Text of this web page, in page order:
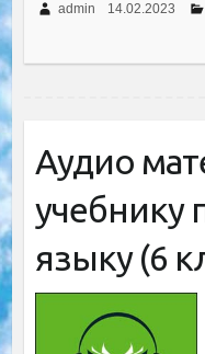
admin 14.02.2023
Аудио
учебнику
языку (6